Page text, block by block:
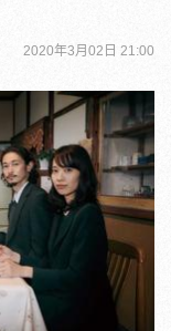
2020年3月02日 21:00